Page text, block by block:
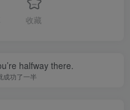
收藏
halfway there.
成功了一半